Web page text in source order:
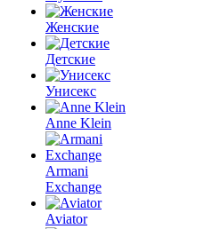
Женские
Детские
Унисекс
Anne Klein
Armani
Exchange
Aviator